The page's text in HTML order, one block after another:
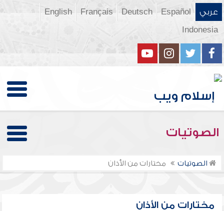
عربي Español
Deutsch
Français
English
Indonesia
الصوتيات
الصوتيات مختارات من الأذان
مختارات من الأذان